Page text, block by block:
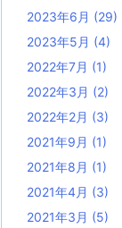
2023年6月 (29)
2023年5月 (4)
2022年7月 (1)
2022年3月 (2)
2022年2月 (3)
2021年9月 (1)
2021年8月 (1)
2021年4月 (3)
2021年3月 (5)